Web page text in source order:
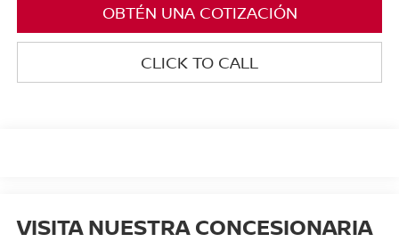
OBTÉN UNA COTIZACIÓN
CLICK TO CALL
VISITA NUESTRA CONCESIONARIA